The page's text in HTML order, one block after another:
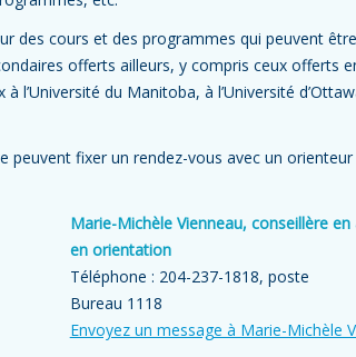
des cours et des programmes qui peuvent
offerts ailleurs, y compris ceux offerts
l’Université du Manitoba, à l’Université
peuvent fixer un rendez-vous avec un
Marie-Michèle Vienneau, conseillère
en orientation
Téléphone : 204-237-1818, poste
Bureau 1118
Envoyez un message à Marie-Michèle